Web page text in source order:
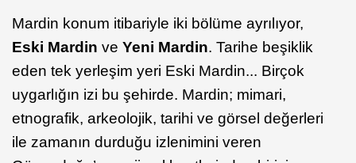
Mardin konum itibariyle iki bölüme ayrılıyor,
Eski Mardin ve Yeni Mardin. Tarihe beşiklik
eden tek yerleşim yeri Eski Mardin... Birçok
uygarlığın izi bu şehirde. Mardin; mimari,
etnografik, arkeolojik, tarihi ve görsel değerleri
ile zamanın durduğu izlenimini veren